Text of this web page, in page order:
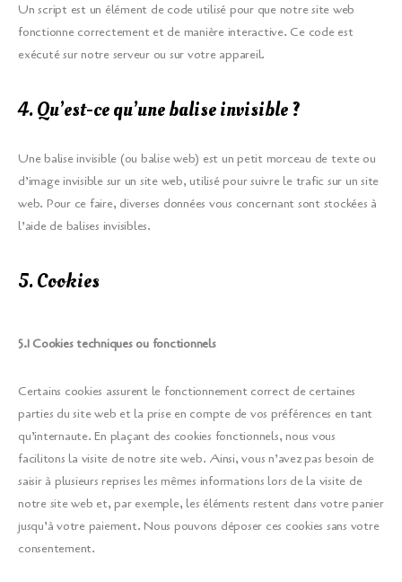
Un script est un élément de code utilisé pour que notre site web
fonctionne correctement et de manière interactive. Ce code est
exécuté sur notre serveur ou sur votre appareil.
4. Qu’est-ce qu’une balise invisible ?
Une balise invisible (ou balise web) est un petit morceau de texte ou
d’image invisible sur un site web, utilisé pour suivre le trafic sur un site
web. Pour ce faire, diverses données vous concernant sont stockées à
l’aide de balises invisibles.
5. Cookies
5.1 Cookies techniques ou fonctionnels
Certains cookies assurent le fonctionnement correct de certaines
parties du site web et la prise en compte de vos préférences en tant
qu’internaute. En plaçant des cookies fonctionnels, nous vous
facilitons la visite de notre site web. Ainsi, vous n’avez pas besoin de
saisir à plusieurs reprises les mêmes informations lors de la visite de
notre site web et, par exemple, les éléments restent dans votre panier
jusqu’à votre paiement. Nous pouvons déposer ces cookies sans votre
consentement.